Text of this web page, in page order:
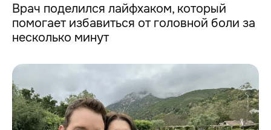
Врач поделился лайфхаком, который
помогает избавиться от головной боли за
несколько минут